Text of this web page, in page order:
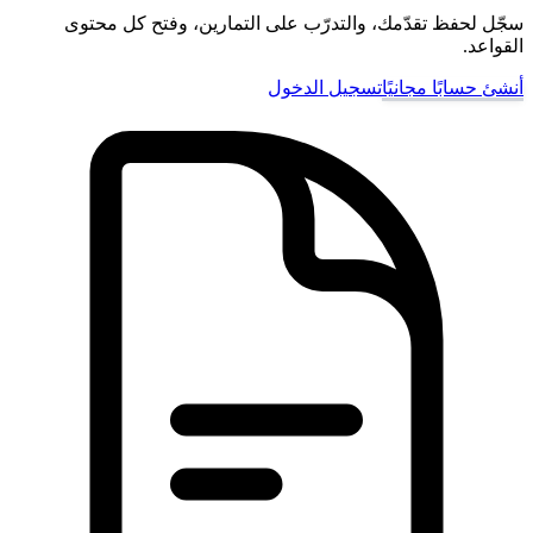
سجّل لحفظ تقدّمك، والتدرّب على التمارين، وفتح كل محتوى
القواعد.
أنشئ حسابًا مجانيًاتسجيل الدخول